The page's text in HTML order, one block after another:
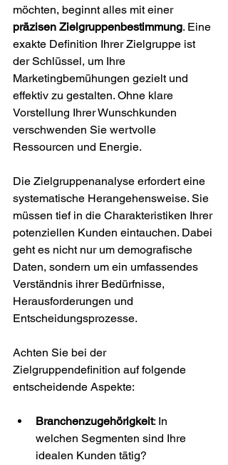
möchten, beginnt alles mit einer
präzisen Zielgruppenbestimmung. Eine
exakte Definition Ihrer Zielgruppe ist
der Schlüssel, um Ihre
Marketingbemühungen gezielt und
effektiv zu gestalten. Ohne klare
Vorstellung Ihrer Wunschkunden
verschwenden Sie wertvolle
Ressourcen und Energie.
Die Zielgruppenanalyse erfordert eine
systematische Herangehensweise. Sie
müssen tief in die Charakteristiken Ihrer
potenziellen Kunden eintauchen. Dabei
geht es nicht nur um demografische
Daten, sondern um ein umfassendes
Verständnis ihrer Bedürfnisse,
Herausforderungen und
Entscheidungsprozesse.
Achten Sie bei der
Zielgruppendefinition auf folgende
entscheidende Aspekte:
Branchenzugehörigkeit: In
welchen Segmenten sind Ihre
idealen Kunden tätig?